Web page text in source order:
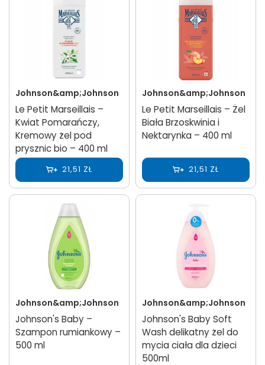
Johnson&amp;Johnson
Le Petit Marseillais –
Kwiat Pomarańczy,
Kremowy żel pod
prysznic bio – 400 ml
21,51 ZŁ
Johnson&amp;Johnson
Le Petit Marseillais – Żel
Biała Brzoskwinia i
Nektarynka – 400 ml
21,51 ZŁ
Johnson&amp;Johnson
Johnson's Baby –
Szampon rumiankowy –
500 ml
Johnson&amp;Johnson
Johnson's Baby Soft
Wash delikatny żel do
mycia ciała dla dzieci
500ml